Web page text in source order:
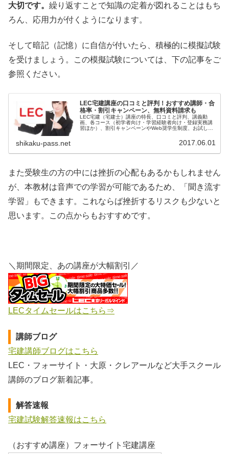
大切です。 繰り返すことで知識の定着が図れることはもち
ろん、応用力が付くようになります。
そして暗記（記憶）に自信が付いたら、積極的に模擬試験
を受けましょう。この模擬試験については、下の記事をご
参照ください。
LEC宅建講座の口コミと評判！おすすめ講師・合
格率・割引キャンペーン、無料資料請求も
LEC宅建（宅建士）講座の特長、口コミと評判、講義動
画、各コース（初学者向け・学習経験者向け・登録実務講
習ほか）、割引キャンペーンやWeb奨学生制度、お試し受
shikaku-pass.net 2017.06.01
また受験生の方の中には挫折の心配もあるかもしれません
が、本教材は音声での学習が可能であるため、「聞き流す
学習」もできます。これならば挫折するリスクも少ないと
思います。この点からもおすすめです。
＼期間限定、あの講座が大幅割引／
LECタイムセールはこちら⇒
講師ブログ
宅建講師ブログはこちら
LEC・フォーサイト・大原・クレアールなど大手スクール
講師のブログ新着記事。
解答速報
宅建試験解答速報はこちら
（おすすめ講座）フォーサイト宅建講座